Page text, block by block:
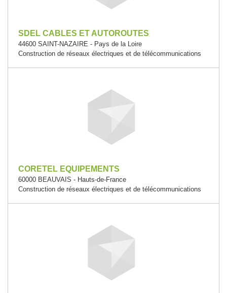
SDEL CABLES ET AUTOROUTES
44600 SAINT-NAZAIRE - Pays de la Loire
Construction de réseaux électriques et de télécommunications
CORETEL EQUIPEMENTS
60000 BEAUVAIS - Hauts-de-France
Construction de réseaux électriques et de télécommunications